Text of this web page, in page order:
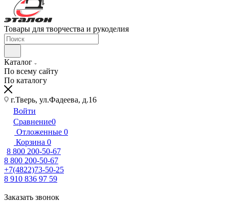
Товары для творчества и рукоделия
Каталог
По всему сайту
По каталогу
г.Тверь, ул.Фадеева, д.16
Войти
Сравнение0
Отложенные 0
Корзина 0
8 800 200-50-67
8 800 200-50-67
+7(4822)73-50-25
8 910 836 97 59
Заказать звонок